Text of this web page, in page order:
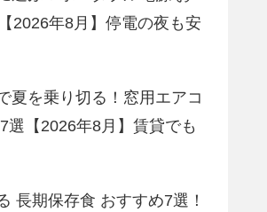
2026年8月】停電の夜も安
夏を乗り切る！窓用エアコ
選【2026年8月】賃貸でも
長期保存食 おすすめ7選！